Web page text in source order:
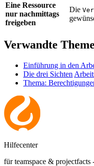
Eine Ressource
nur nachmittags
freigeben
Die
Verwandte
Einführung in den
Die drei Sichten
Thema:
Hilfecenter
für teamspace &